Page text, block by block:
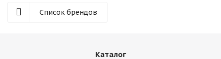
Список брендов
Каталог